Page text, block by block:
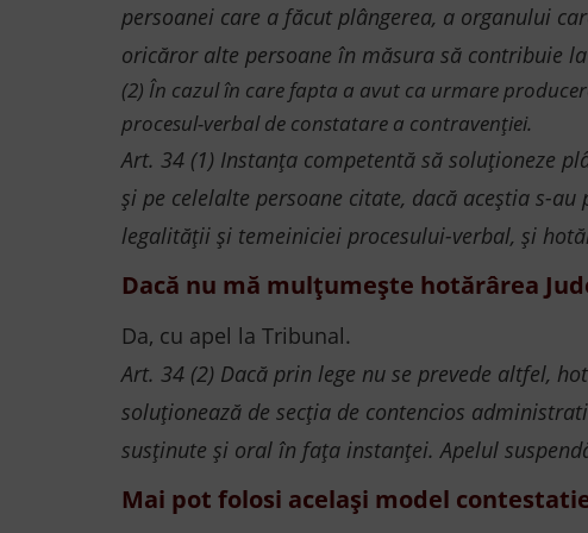
persoanei care a făcut plângerea, a organului
oricăror alte persoane în măsura să contribuie
(2) În cazul în care fapta a avut ca urmare
procesul-verbal de constatare a contravenției.
Art. 34 (1) Instanța competentă să soluționeze
și pe celelalte persoane citate, dacă aceștia s-
legalității și temeiniciei procesului-verbal, și
Dacă nu mă mulțumește hotărârea
Da, cu apel la Tribunal.
Art. 34 (2) Dacă prin lege nu se prevede altfel,
soluționează de secția de contencios
susținute și oral în fața instanței. Apelul
Mai pot folosi același model